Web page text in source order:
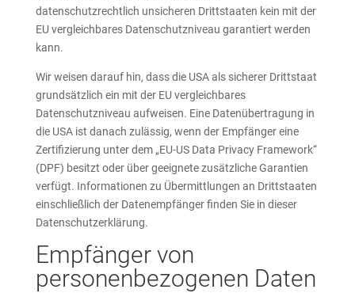
datenschutzrechtlich unsicheren Drittstaaten kein mit der
EU vergleichbares Datenschutzniveau garantiert werden
kann.
Wir weisen darauf hin, dass die USA als sicherer Drittstaat
grundsätzlich ein mit der EU vergleichbares
Datenschutzniveau aufweisen. Eine Datenübertragung in
die USA ist danach zulässig, wenn der Empfänger eine
Zertifizierung unter dem „EU-US Data Privacy Framework“
(DPF) besitzt oder über geeignete zusätzliche Garantien
verfügt. Informationen zu Übermittlungen an Drittstaaten
einschließlich der Datenempfänger finden Sie in dieser
Datenschutzerklärung.
Empfänger von
personenbezogenen Daten